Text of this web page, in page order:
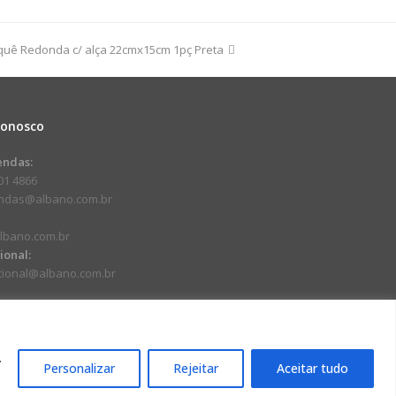
Personalizar Rejeitar Aceitar tudo
Redonda c/ alça 22cmx15cm 1pç Preta
4866
92